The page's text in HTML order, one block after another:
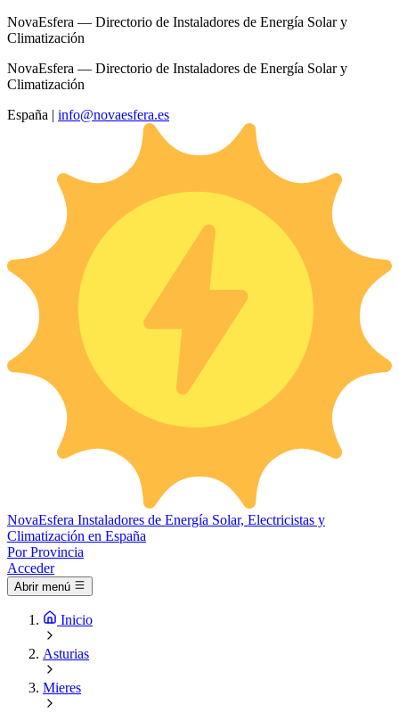
NovaEsfera — Directorio de Instaladores de Energía Solar y
Climatización
NovaEsfera — Directorio de Instaladores de Energía Solar y
Climatización
España | info@novaesfera.es
NovaEsfera Instaladores de Energía Solar, Electricistas y
Climatización en España
Por Provincia
Acceder
Abrir menú
Inicio
Asturias
Mieres